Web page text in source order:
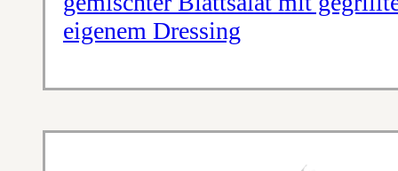
eigenem Dressing